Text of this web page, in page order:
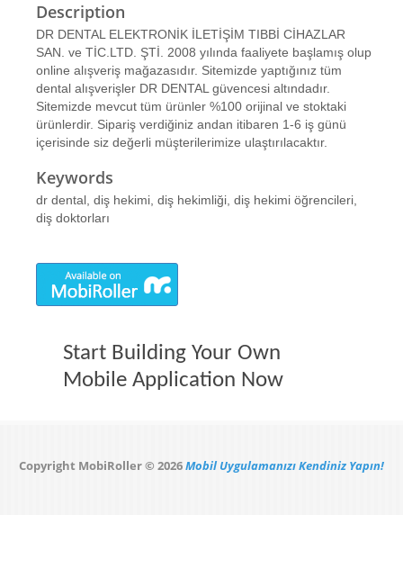
Description
DR DENTAL ELEKTRONİK İLETİŞİM TIBBİ CİHAZLAR
SAN. ve TİC.LTD. ŞTİ. 2008 yılında faaliyete başlamış olup
online alışveriş mağazasıdır. Sitemizde yaptığınız tüm
dental alışverişler DR DENTAL güvencesi altındadır.
Sitemizde mevcut tüm ürünler %100 orijinal ve stoktaki
ürünlerdir. Sipariş verdiğiniz andan itibaren 1-6 iş günü
içerisinde siz değerli müşterilerimize ulaştırılacaktır.
Keywords
dr dental, diş hekimi, diş hekimliği, diş hekimi öğrencileri,
diş doktorları
Start Building Your Own
Mobile Application Now
Copyright MobiRoller © 2026Mobil Uygulamanızı Kendiniz Yapın!